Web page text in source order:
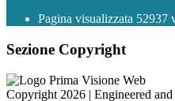
Pagina visualizzata 52937
Sezione Copyright
Copyright 2026 | Engineered